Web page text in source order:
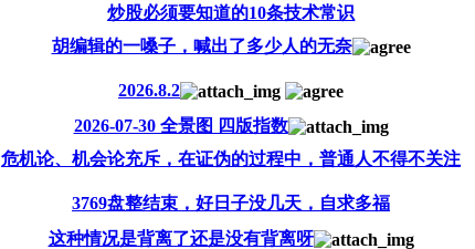
炒股必须要知道的10条技术常识
胡编辑的一嗓子，喊出了多少人的无奈
2026.8.2
2026-07-30 全景图 四版指数
危机论、机会论充斥，在证伪的过程中，普通人不得不关注
3769盘整结束，好日子没几天，自求多福
这种情况是背离了还是没有背离呀